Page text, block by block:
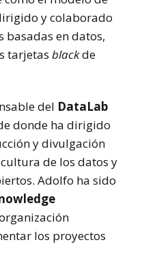
y colaborado
basadas en datos,
tarjetas blackde
del DataLab
donde ha dirigido
y divulgación
de los datos y
Adolfo ha sido
los proyectos